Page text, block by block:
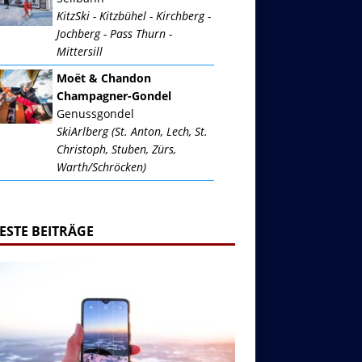
KitzSki - Kitzbühel - Kirchberg -
Jochberg - Pass Thurn -
Mittersill
Moët & Chandon
Champagner-Gondel
Genussgondel
SkiArlberg (St. Anton, Lech, St.
Christoph, Stuben, Zürs,
Warth/Schröcken)
BEITRÄGE